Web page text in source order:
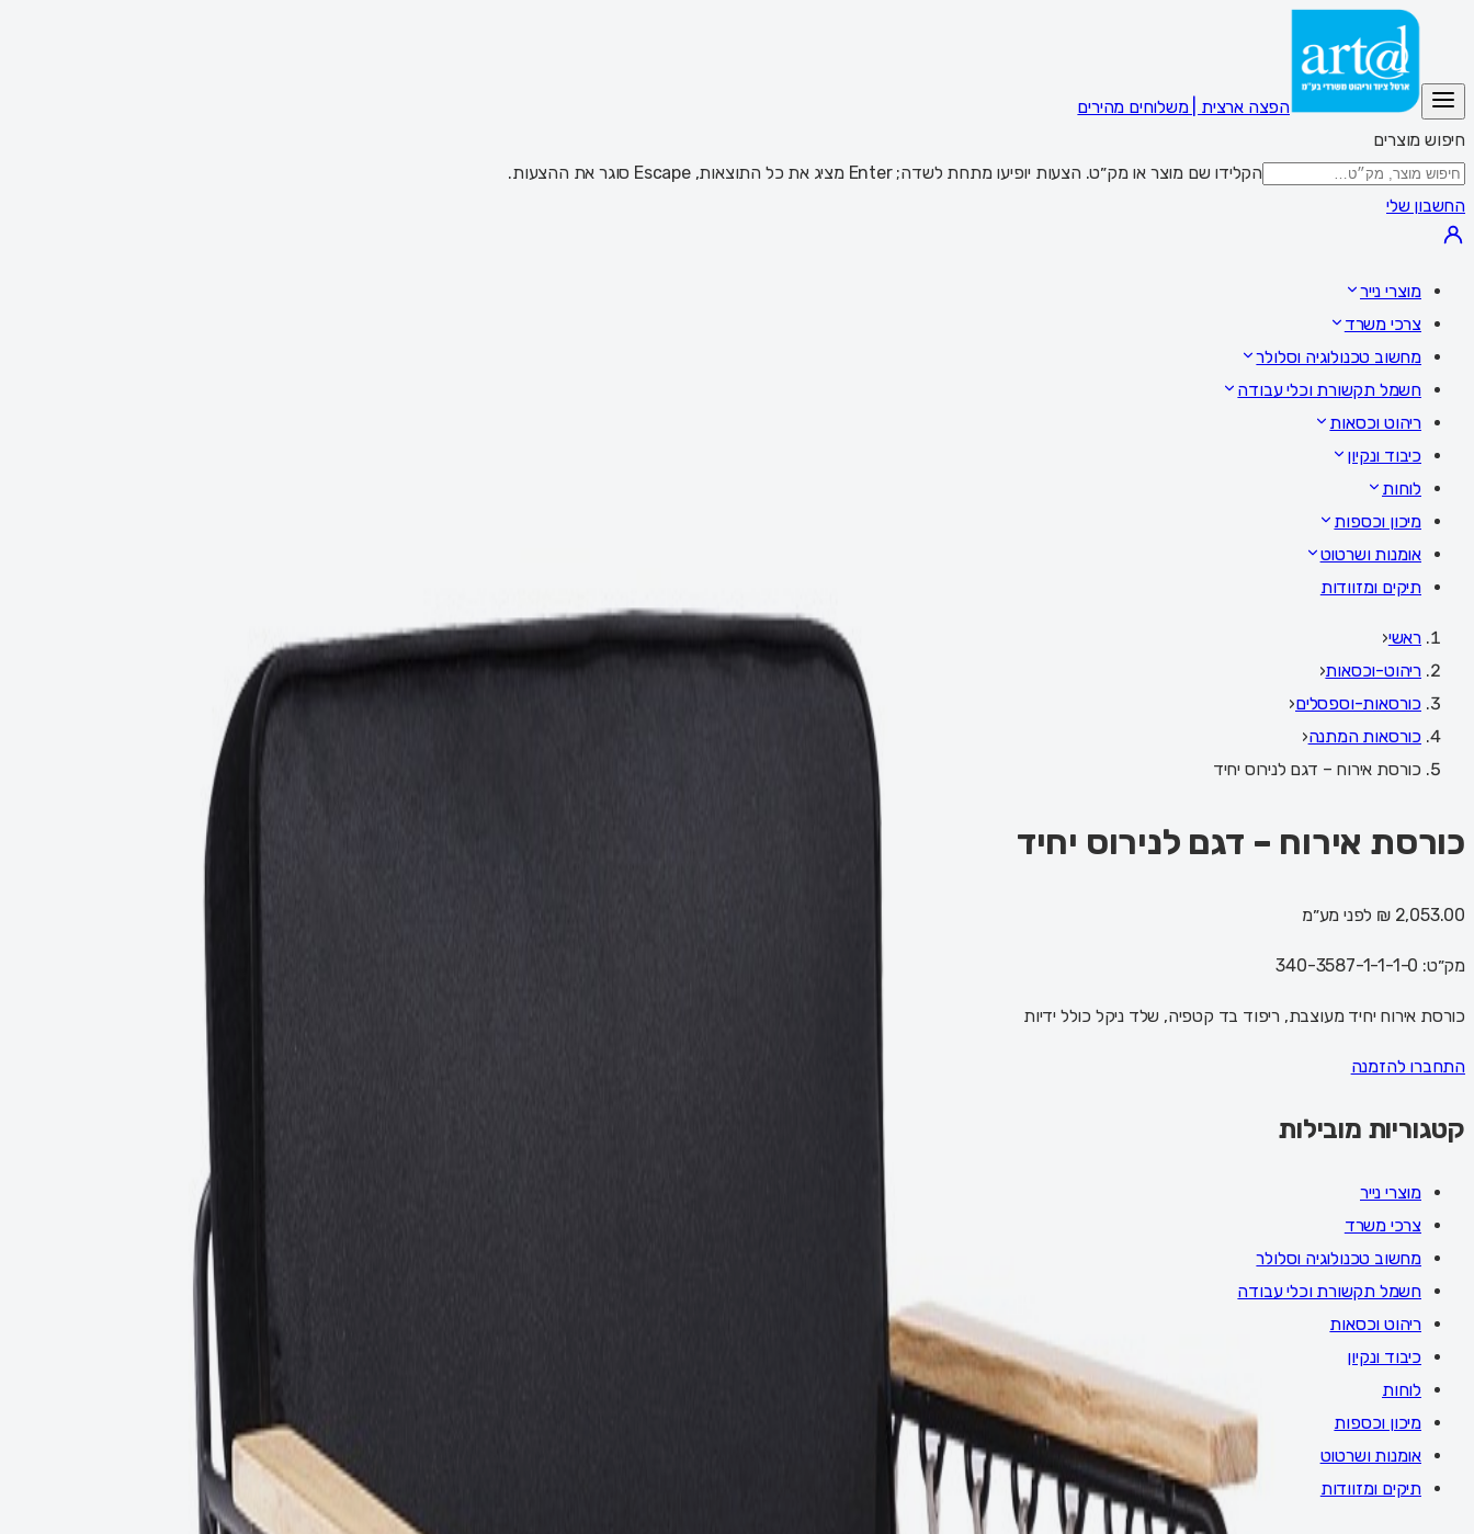
הפצה ארצית | משלוחים מהירים
חיפוש מוצרים
הקלידו שם מוצר או מק״ט. הצעות יופיעו מתחת לשדה; Enter מציג את כל התוצאות, Escape סוגר את ההצעות.
החשבון שלי
מוצרי נייר
צרכי משרד
מחשוב טכנולוגיה וסלולר
חשמל תקשורת וכלי עבודה
ריהוט וכסאות
כיבוד ונקיון
לוחות
מיכון וכספות
אומנות ושרטוט
תיקים ומזוודות
ראשי‹
ריהוט-וכסאות‹
כורסאות-וספסלים‹
כורסאות המתנה‹
כורסת אירוח – דגם לנירוס יחיד
כורסת אירוח – דגם לנירוס יחיד
2,053.00 ₪ לפני מע״מ
מק״ט: 340-3587-1-1-1-0
כורסת אירוח יחיד מעוצבת, ריפוד בד קטפיה, שלד ניקל כולל ידיות
התחברו להזמנה
קטגוריות מובילות
מוצרי נייר
צרכי משרד
מחשוב טכנולוגיה וסלולר
חשמל תקשורת וכלי עבודה
ריהוט וכסאות
כיבוד ונקיון
לוחות
מיכון וכספות
אומנות ושרטוט
תיקים ומזוודות